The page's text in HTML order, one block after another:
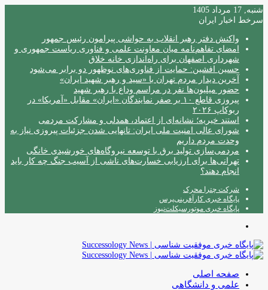
شنبه, 17 مرداد 1405
سرخط اخبار ایران
واکنش دفتر رهبر انقلاب به حواشی پیرامون رئیس جمهور
امضای تفاهم‌نامه میان معاونت علمی و فناوری ریاست جمهوری و
شهرداری اصفهان برای راه‌اندازی خانه خلاق
حسین افشین: حمایت از فناوری‌های نوظهور دو برابر می‌شود
آخرین دیدار مردم تهران با «سید و رهبر شهید ایران»
حضور میلیون‌ها نفر در مراسم وداع با رهبر شهید
پیروزی قاطع ۱۰ بر صفر نمایندگان «ایران» مقابل «آمریکا» در
ربوکاپ ۲۰۲۶
استند خیریه؛ نشانه‌ای از اعتماد، همدلی و مشارکت مردمی
شورای عالی امنیت ملی ایران: تانهایی شدن جزئیات پیروزی نیاز به
وحدت مردم داریم
مردمی‌سازی تولید برق با توسعه نیروگاه‌های خورشیدی خانگی
تهرانی‌ها برای ارزیابی خسارت‌های ناشی از آسیب جنگ چه کار باید
انجام دهند؟
شرکت چترا محرک
پایگاه خبری کارآفرینی‌پرس
پایگاه خبری موتورسیکلت‌نیوز
صفحه اصلی
علمی و دانشگاهی